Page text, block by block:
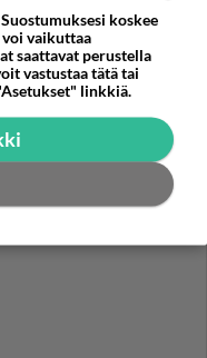
10
koskee
vaikuttaa
saattavat perustella
vastustaa tätä tai
linkkiä.